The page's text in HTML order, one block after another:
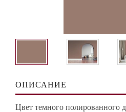
ОПИСАНИЕ
Цвет темного полированного